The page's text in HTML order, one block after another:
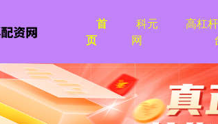
首
页
科元
网
高杠